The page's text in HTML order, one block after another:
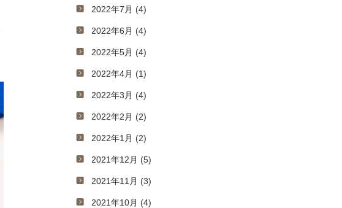
2022年7月 (4)
2022年6月 (4)
2022年5月 (4)
2022年4月 (1)
2022年3月 (4)
2022年2月 (2)
2022年1月 (2)
2021年12月 (5)
2021年11月 (3)
2021年10月 (4)